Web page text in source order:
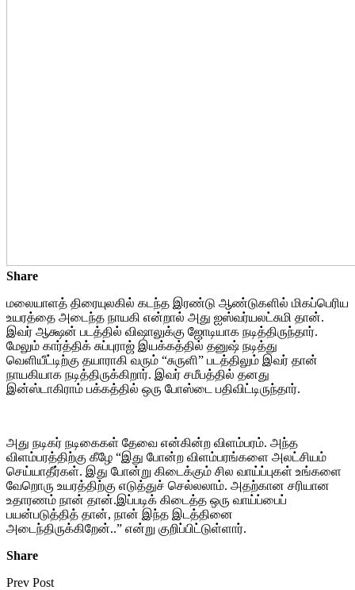
Share
மலையாளத் திரையுலகில் கடந்த இரண்டு ஆண்டுகளில் மிகப்பெரிய
உயரத்தை அடைந்த நாயகி என்றால் அது ஐஸ்வர்யலட்சுமி தான்.
இவர் ஆக்ஷன் படத்தில் விஷாலுக்கு ஜோடியாக நடித்திருந்தார்.
மேலும் கார்த்திக் சுப்புராஜ் இயக்கத்தில் தனுஷ் நடித்து
வெளியீட்டிற்கு தயாராகி வரும் “சுருளி” படத்திலும் இவர் தான்
நாயகியாக நடித்திருக்கிறார். இவர் சமீபத்தில் தனது
இன்ஸ்டாகிராம் பக்கத்தில் ஒரு போஸ்டை பதிவிட்டிருந்தார்.
அது நடிகர் நடிகைகள் தேவை என்கின்ற விளம்பரம். அந்த
விளம்பரத்திற்கு கீழே “இது போன்ற விளம்பரங்களை அலட்சியம்
செய்யாதீர்கள். இது போன்று கிடைக்கும் சில வாய்ப்புகள் உங்களை
வேறொரு உயரத்திற்கு எடுத்துச் செல்லலாம். அதற்கான சரியான
உதாரணம் நான் தான்.இப்படிக் கிடைத்த ஒரு வாய்ப்பைப்
பயன்படுத்தித் தான், நான் இந்த இடத்தினை
அடைந்திருக்கிறேன்..” என்று குறிப்பிட்டுள்ளார்.
Share
Prev Post